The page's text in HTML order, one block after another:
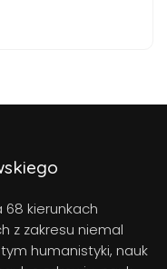
kierunkach
z zakresu niemal
humanistyki, nauk